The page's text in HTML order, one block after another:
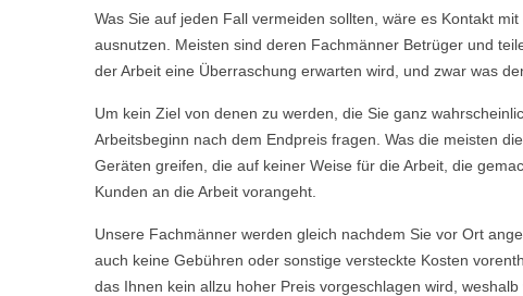
Was Sie auf jeden Fall vermeiden sollten, wäre es Kontakt
ausnutzen. Meisten sind deren Fachmänner Betrüger und
der Arbeit eine Überraschung erwarten wird, und zwar was
Um kein Ziel von denen zu werden, die Sie ganz
Arbeitsbeginn nach dem Endpreis fragen. Was die meisten
Geräten greifen, die auf keiner Weise für die Arbeit, die
Kunden an die Arbeit vorangeht.
Unsere Fachmänner werden gleich nachdem Sie vor Ort
auch keine Gebühren oder sonstige versteckte Kosten
das Ihnen kein allzu hoher Preis vorgeschlagen wird,